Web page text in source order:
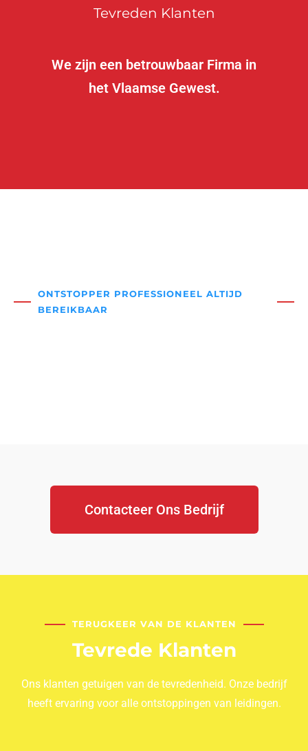
Tevreden Klanten
We zijn een betrouwbaar Firma in
het Vlaamse Gewest.
ONTSTOPPER PROFESSIONEEL ALTIJD
BEREIKBAAR
Contacteer Ons Bedrijf
TERUGKEER VAN DE KLANTEN
Tevrede Klanten
Ons klanten getuigen van de tevredenheid. Onze bedrijf
heeft ervaring voor alle ontstoppingen van leidingen.